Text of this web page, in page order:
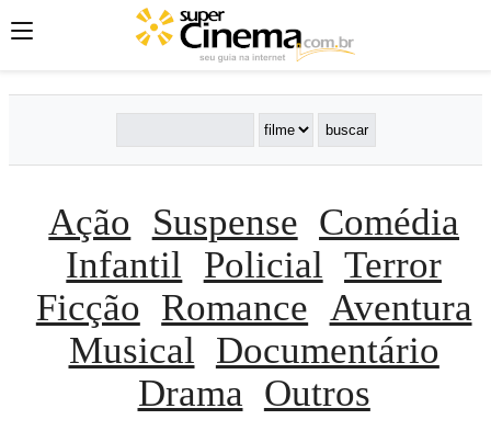
Ação Suspense Comédia
Infantil
Policial Terror
Ficção Romance Aventura
Musical
Documentário
Drama Outros